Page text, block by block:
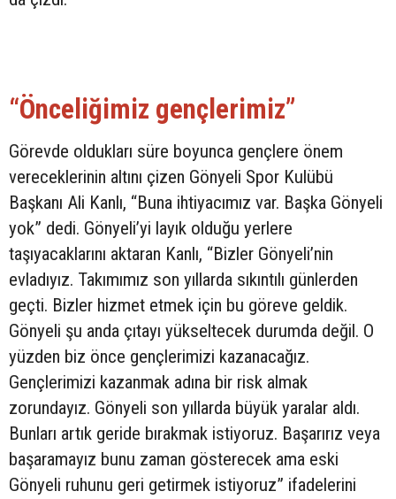
“Önceliğimiz gençlerimiz”
Görevde oldukları süre boyunca gençlere önem
vereceklerinin altını çizen Gönyeli Spor Kulübü
Başkanı Ali Kanlı, “Buna ihtiyacımız var. Başka Gönyeli
yok” dedi. Gönyeli’yi layık olduğu yerlere
taşıyacaklarını aktaran Kanlı, “Bizler Gönyeli’nin
evladıyız. Takımımız son yıllarda sıkıntılı günlerden
geçti. Bizler hizmet etmek için bu göreve geldik.
Gönyeli şu anda çıtayı yükseltecek durumda değil. O
yüzden biz önce gençlerimizi kazanacağız.
Gençlerimizi kazanmak adına bir risk almak
zorundayız. Gönyeli son yıllarda büyük yaralar aldı.
Bunları artık geride bırakmak istiyoruz. Başarırız veya
başaramayız bunu zaman gösterecek ama eski
Gönyeli ruhunu geri getirmek istiyoruz” ifadelerini